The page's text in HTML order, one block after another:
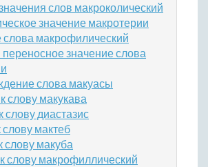
слов макроколический
значение макротерии
слова макрофилический
значение слова
слова макуасы
слову макукава
слову диастазис
мактеб
слову макуба
слову макрофиллический